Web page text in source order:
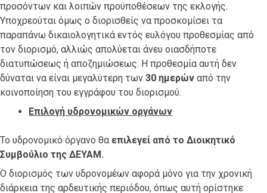
προσόντων και λοιπών προϋποθέσεων της εκλογής.
Υποχρεούται όμως ο διορισθείς να προσκομίσει τα
παραπάνω δικαιολογητικά εντός ευλόγου προθεσμίας από
τον διορισμό, αλλιώς απολύεται άνευ οιασδήποτε
διατυπώσεως ή αποζημιώσεως. Η προθεσμία αυτή δεν
δύναται να είναι μεγαλύτερη των 30 ημερών από την
κοινοποίηση του εγγράφου του διορισμού.
Επιλογή υδρονομικών οργάνων
Το υδρονομικό όργανο θα επιλεγεί από το Διοικητικό
Συμβούλιο της ΔΕΥΑΜ.
Ο διορισμός των υδρονομέων αφορά μόνο για την χρονική
διάρκεια της αρδευτικής περιόδου, όπως αυτή ορίστηκε